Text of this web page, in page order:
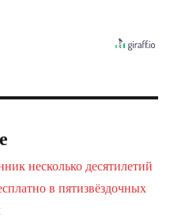
несколько десятилетий
в пятизвёздочных